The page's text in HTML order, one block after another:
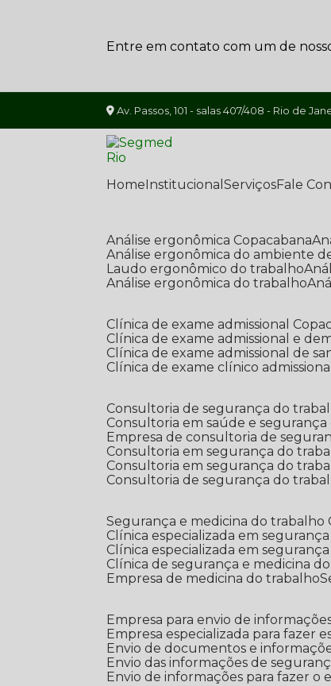
Entre em contato com um de
Av. Passos, 101 - salas 407/408 - Rio de
Home Institucional Serviços Fale
Análise ergonômica Copacabana
Análise ergonômica do ambiente
Laudo ergonômico do trabalho
Análise ergonômica do trabalho
Clínica de exame admissional
Clínica de exame admissional e
Clínica de exame admissional de
Clínica de exame clínico admissional
Consultoria de segurança do
Consultoria em saúde e
Empresa de consultoria de
Consultoria em segurança do
Consultoria em segurança do
Consultoria de segurança do
Segurança e medicina do trabalho
Clínica especializada em
Clínica especializada em
Clínica de segurança e medicina
Empresa de medicina do trabalho
Empresa para envio de
Empresa especializada para fazer
Envio de documentos e
Envio das informações de
Envio de informações para fazer o